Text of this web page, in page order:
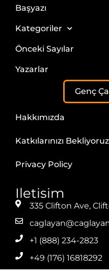
Başyazı
Kategoriler
Önceki Sayılar
Yazarlar
Genç
Hakkımızda
Katkılarınızı Bekliyoruz
Privacy Policy
Iletisim
335 Clifton Ave,
+1 (888) 234-2823
+49 (176) 16818292